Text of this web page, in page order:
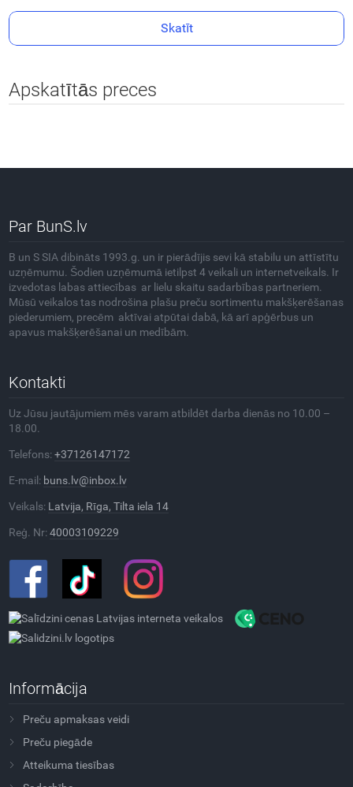
Skatīt
Apskatītās preces
Par BunS.lv
B un S SIA dibināts 1993.g. un ir pierādījis sevi kā stabilu un attīstītu
uzņēmumu. Šodien uzņēmumā ietilpst 4 veikali un internetveikals. Ir
izvedotas labas attiecības ar lielu skaitu sadarbības partneriem.
Mūsū veikalos tas nodrošina plašu preču sortimentu makšķerēšanas
piederumiem, precēm aktīvai atpūtai dabā, kā arī apģērbus un
apavus makšķerēšanai un medībām.
Kontakti
Uz Jūsu jautājumiem mēs varam atbildēt darba dienās no 10.00 –
18.00.
Telefons:+37126147172
E-mail: buns.lv@inbox.lv
Veikals: Latvija, Rīga, Tilta iela 14
Reģ. Nr:40003109229
Informācija
Preču apmaksas veidi
Preču piegāde
Atteikuma tiesības